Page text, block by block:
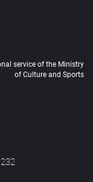
service of the Ministry
of Culture and Sports